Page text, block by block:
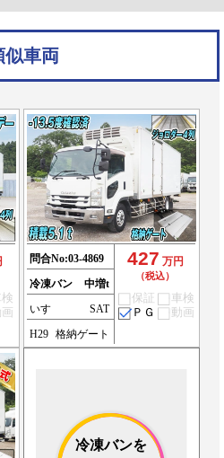
似車両
問合No:03-4869
冷凍バン
中増t
いすゞ
SAT
H29 格納ゲート
427 万円
（税込）
保証
車検
ＰＧ
動画
冷凍バンを